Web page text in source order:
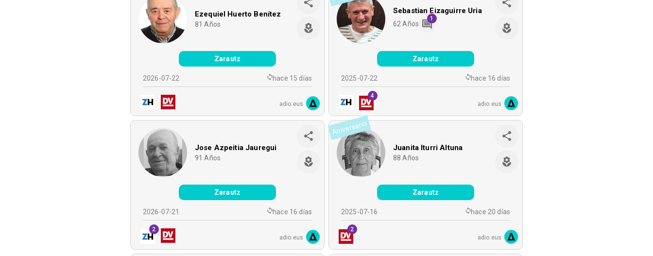
Ezequiel Huerto Benítez
81 Años
Zarautz
2026-07-22 hace 15 días
adio.eus
Sebastian Eizaguirre Uria
62 Años
1
Zarautz
2025-07-22 hace 16 días
4
adio.eus
Jose Azpeitia Jauregui
91 Años
Zarautz
2026-07-21 hace 16 días
2
adio.eus
Aniversario
Juanita Iturri Altuna
88 Años
Zarautz
2025-07-16 hace 20 días
2
adio.eus